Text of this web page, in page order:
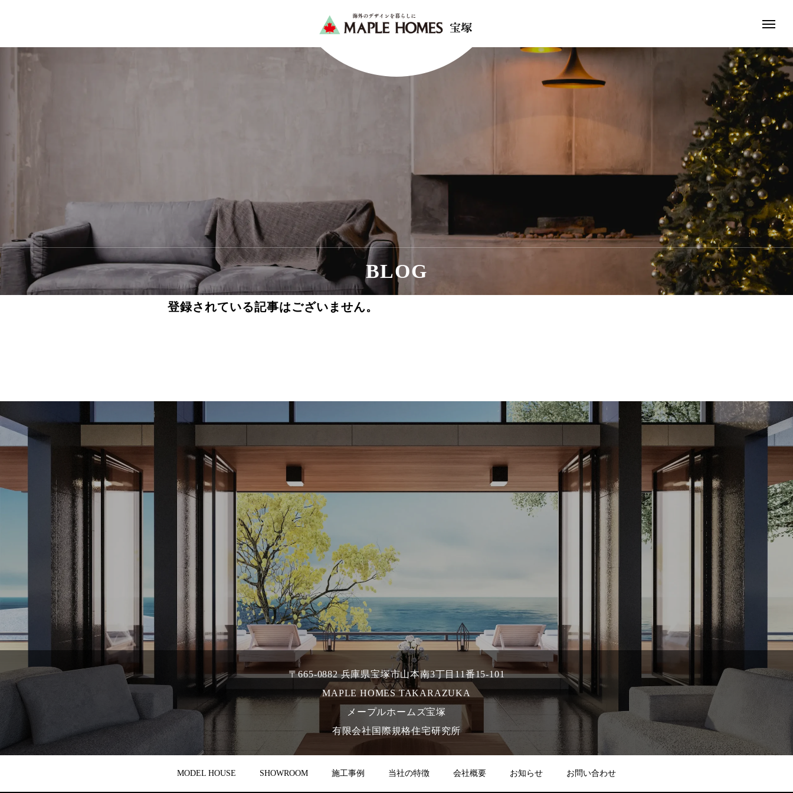
BLOG
登録されている記事はございません。
〒665-0882 兵庫県宝塚市山本南3丁目11番15-101
MAPLE HOMES TAKARAZUKA
メープルホームズ宝塚
有限会社国際規格住宅研究所
MODEL HOUSE SHOWROOM 施工事例 当社の特徴 会社概要 お知らせ お問い合わせ